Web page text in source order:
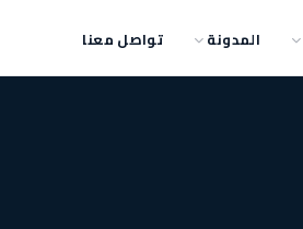
المدونة تواصل معنا